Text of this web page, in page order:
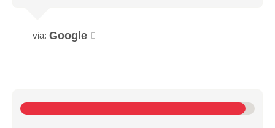
via: Google